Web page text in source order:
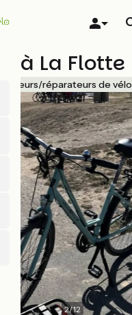
à La Flotte
Loueurs/réparateurs de vélo
2/12